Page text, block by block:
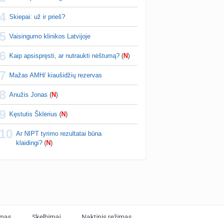
4 Skiepai: už ir prieš?
5 Vaisingumo klinikos Latvijoje
6 Kaip apsispręsti, ar nutraukti nėštumą? (N)
7 Mažas AMH/ kiaušidžių rezervas
8 Anužis Jonas (N)
9 Kęstutis Šklėrius (N)
10 Ar NIPT tyrimo rezultatai būna
klaidingi? (N)